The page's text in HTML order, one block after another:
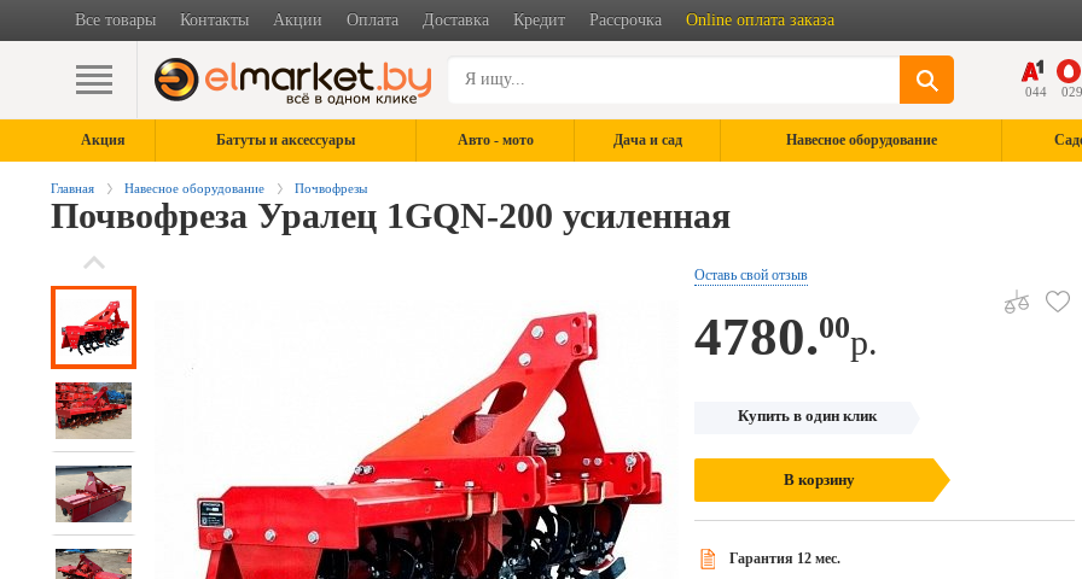
Все товары Контакты Акции Оплата Доставка Кредит Рассрочка Online оплата заказа
044 029
Акция Батуты и аксессуары Авто - мото Дача и сад Навесное оборудование
Главная Навесное оборудование Почвофрезы
Почвофреза Уралец 1GQN-200 усиленная
Оставь свой отзыв
4780.00р.
Купить в один клик
В корзину
Гарантия 12 мес.